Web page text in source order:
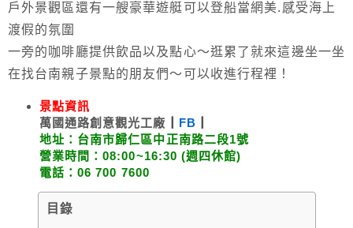
戶外景觀區還有一艘豪華遊艇可以登船當網美.感受海上
渡假的氛圍
一旁的咖啡廳提供飲品以及點心～逛累了就來這邊坐一坐
在找台南親子景點的朋友們～可以收進行程裡！
景點資訊
萬國通路創意觀光工廠┃ FB
地址：台南市歸仁區中正南路二段1號
營業時間：08:00~16:30 (週四休館)
電話：06 700 7600
目錄